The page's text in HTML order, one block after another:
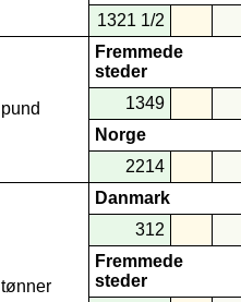
1321 1/2
pund
Fremmede
steder
1349
Norge
2214
tønner
Danmark
312
Fremmede
steder